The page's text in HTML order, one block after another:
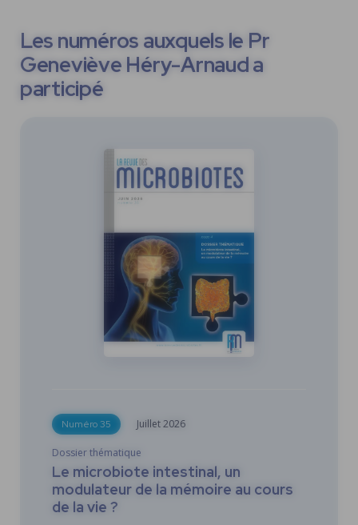
Les numéros auxquels le Pr
Geneviève Héry-Arnaud a
participé
Numéro 35 Juillet2026
Dossier thématique
Le microbiote intestinal, un
modulateur de la mémoire au cours
de la vie ?